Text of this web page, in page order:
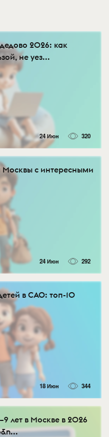
2026: как
не уез...
24 Июн 320
Москвы с интересными
24 Июн 292
в САО: топ-10
18 Июн 344
лет в Москве в 2026